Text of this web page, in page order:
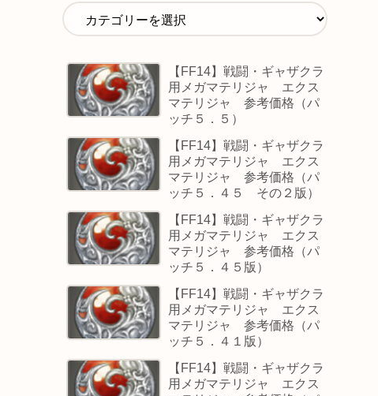
【FF14】戦闘・ギャザクラ
用メガマテリジャ エクス
マテリジャ 参考価格（パ
ッチ５．５）
【FF14】戦闘・ギャザクラ
用メガマテリジャ エクス
マテリジャ 参考価格（パ
ッチ５．４５ その２版）
【FF14】戦闘・ギャザクラ
用メガマテリジャ エクス
マテリジャ 参考価格（パ
ッチ５．４５版）
【FF14】戦闘・ギャザクラ
用メガマテリジャ エクス
マテリジャ 参考価格（パ
ッチ５．４１版）
【FF14】戦闘・ギャザクラ
用メガマテリジャ エクス